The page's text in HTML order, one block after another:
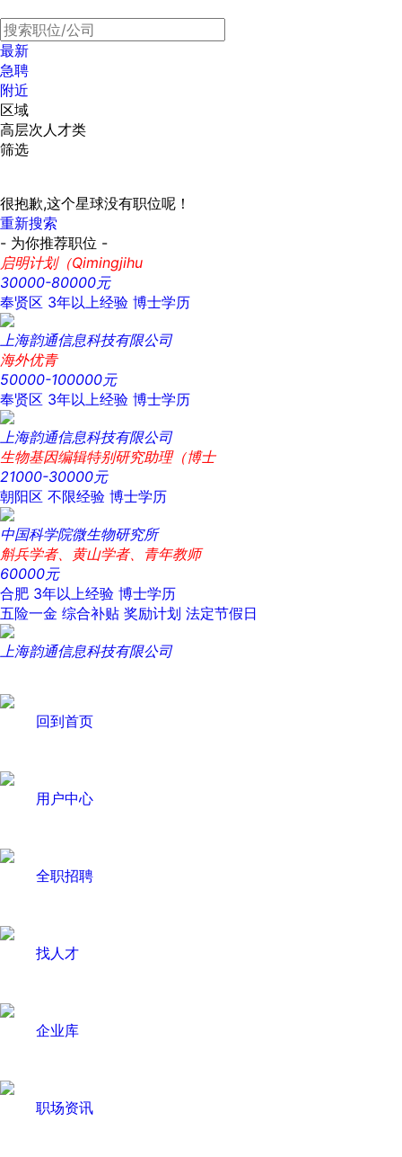
最新
急聘
附近
区域
高层次人才类
筛选
很抱歉,这个星球没有职位呢！
重新搜索
- 为你推荐职位 -
启明计划（Qimingjihu
30000-80000元
奉贤区 3年以上经验 博士学历
上海韵通信息科技有限公司
海外优青
50000-100000元
奉贤区 3年以上经验 博士学历
上海韵通信息科技有限公司
生物基因编辑特别研究助理（博士
21000-30000元
朝阳区 不限经验 博士学历
中国科学院微生物研究所
斛兵学者、黄山学者、青年教师
60000元
合肥 3年以上经验 博士学历
五险一金 综合补贴 奖励计划 法定节假日
上海韵通信息科技有限公司
回到首页
用户中心
全职招聘
找人才
企业库
职场资讯